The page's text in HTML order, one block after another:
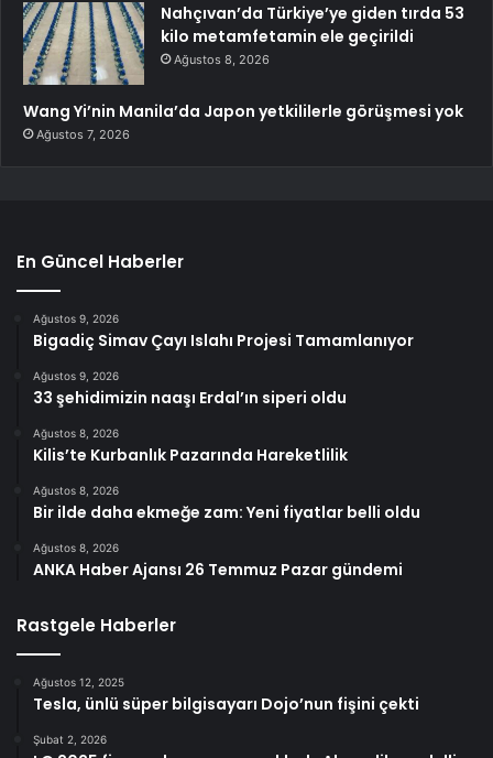
Nahçıvan’da Türkiye’ye giden tırda 53
kilo metamfetamin ele geçirildi
Ağustos 8, 2026
Wang Yi’nin Manila’da Japon yetkililerle görüşmesi yok
Ağustos 7, 2026
En Güncel Haberler
Ağustos 9, 2026
Bigadiç Simav Çayı Islahı Projesi Tamamlanıyor
Ağustos 9, 2026
33 şehidimizin naaşı Erdal’ın siperi oldu
Ağustos 8, 2026
Kilis’te Kurbanlık Pazarında Hareketlilik
Ağustos 8, 2026
Bir ilde daha ekmeğe zam: Yeni fiyatlar belli oldu
Ağustos 8, 2026
ANKA Haber Ajansı 26 Temmuz Pazar gündemi
Rastgele Haberler
Ağustos 12, 2025
Tesla, ünlü süper bilgisayarı Dojo’nun fişini çekti
Şubat 2, 2026